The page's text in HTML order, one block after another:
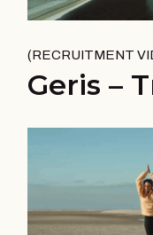
RECRUITMENT
Geris –